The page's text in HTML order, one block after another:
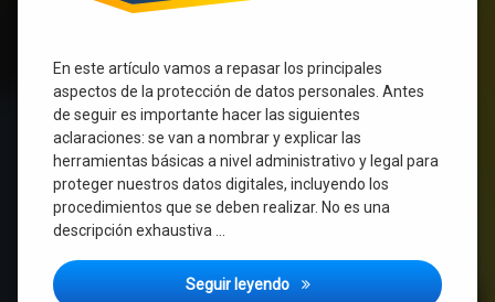
En este artículo vamos a repasar los principales
aspectos de la protección de datos personales. Antes
de seguir es importante hacer las siguientes
aclaraciones: se van a nombrar y explicar las
herramientas básicas a nivel administrativo y legal para
proteger nuestros datos digitales, incluyendo los
procedimientos que se deben realizar. No es una
descripción exhaustiva …
Seguir leyendo ¿Cómo proteger nuestros